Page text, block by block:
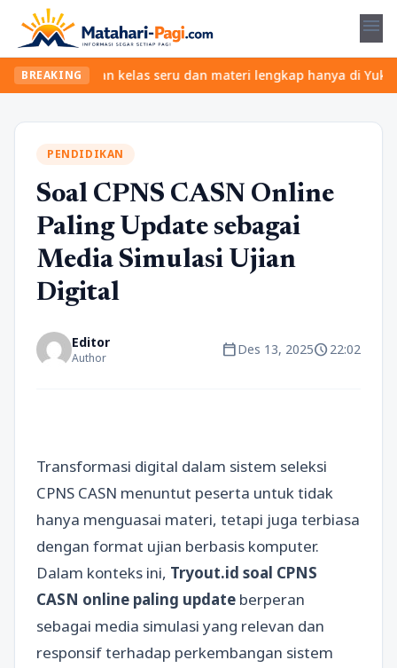
menu
BREAKING
Temukan kelas seru dan materi lengkap hanya di
PENDIDIKAN
Soal CPNS CASN Online
Paling Update sebagai
Media Simulasi Ujian
Digital
Editor
Author calendar_todayDes 13, 2025schedule22:02
Transformasi digital dalam sistem seleksi
CPNS CASN menuntut peserta untuk tidak
hanya menguasai materi, tetapi juga terbiasa
dengan format ujian berbasis komputer.
Dalam konteks ini, Tryout.id soal CPNS
CASN online paling update berperan
sebagai media simulasi yang relevan dan
responsif terhadap perkembangan sistem